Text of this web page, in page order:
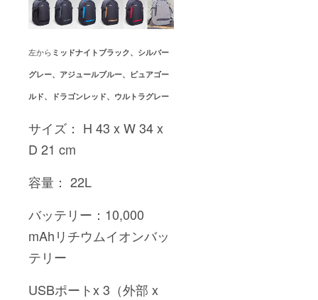
左から ミッドナイトブラック、シルバー
グレー、アジュールブルー、ピュアゴー
ルド、ドラゴンレッド、ウルトラグレー
サイズ： H 43 x W 34 x
D 21 cm
容量： 22L
バッテリー：10,000
mAhリチウムイオンバッ
テリー
USBポートx 3（外部 x